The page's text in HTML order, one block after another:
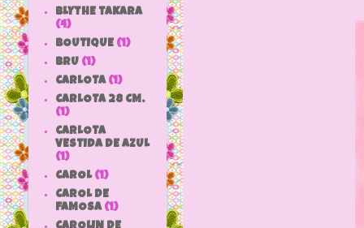
BLYTHE TAKARA
(4)
BOUTIQUE (1)
BRU (1)
CARLOTA (1)
CARLOTA 28 CM.
(1)
CARLOTA
VESTIDA DE AZUL
(1)
CAROL (1)
CAROL DE
FAMOSA (1)